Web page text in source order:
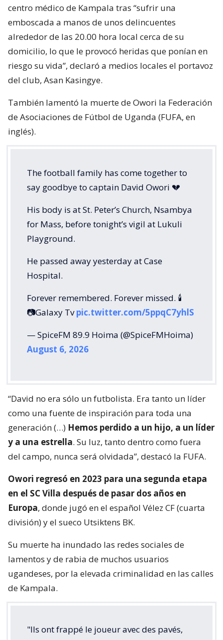
centro médico de Kampala tras “sufrir una
emboscada a manos de unos delincuentes
alrededor de las 20.00 hora local cerca de su
domicilio, lo que le provocó heridas que ponían en
riesgo su vida”, declaró a medios locales el portavoz
del club, Asan Kasingye.
También lamentó la muerte de Owori la Federación
de Asociaciones de Fútbol de Uganda (FUFA, en
inglés).
The football family has come together to
say goodbye to captain David Owori 💔
His body is at St. Peter’s Church, Nsambya
for Mass, before tonight’s vigil at Lukuli
Playground.
He passed away yesterday at Case
Hospital.
Forever remembered. Forever missed. 🕯️
📷Galaxy Tvpic.twitter.com/5ppqC7yhlS
— SpiceFM 89.9 Hoima (@SpiceFMHoima)
August 6, 2026
“David no era sólo un futbolista. Era tanto un líder
como una fuente de inspiración para toda una
generación (…) Hemos perdido a un hijo, a un líder
y a una estrella. Su luz, tanto dentro como fuera
del campo, nunca será olvidada”, destacó la FUFA.
Owori regresó en 2023 para una segunda etapa
en el SC Villa después de pasar dos años en
Europa, donde jugó en el español Vélez CF (cuarta
división) y el sueco Utsiktens BK.
Su muerte ha inundado las redes sociales de
lamentos y de rabia de muchos usuarios
ugandeses, por la elevada criminalidad en las calles
de Kampala.
"Ils ont frappé le joueur avec des pavés,